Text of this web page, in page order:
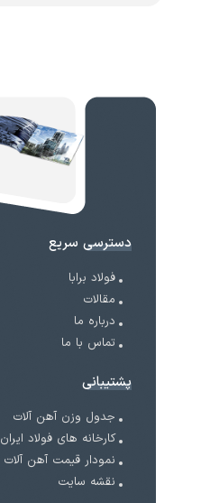
دسترسی سریع
فولاد برابا
مقالات
درباره ما
تماس با ما
پشتیبانی
جدول وزن آهن آلات
کارخانه های فولاد ایران
نمودار قیمت آهن آلات
نقشه سایت